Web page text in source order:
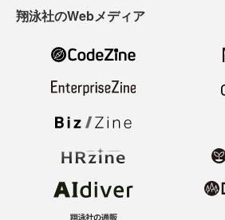
翔泳社のWebメディア